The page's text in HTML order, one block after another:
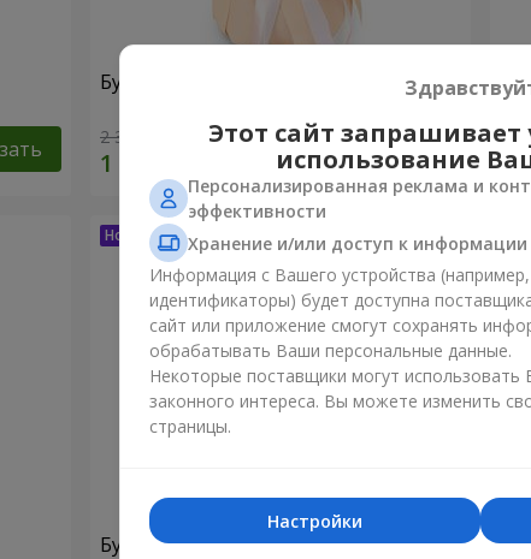
Букет "Облако чувств"
2 399 грн Заказать 2
Букет "Искренность"
Этот сайт запрашивает
использование
Персонализированная реклама и
эффективности
Хранение и/или доступ к
Информация с Вашего устройства
идентификаторы) будет доступна
сайт или приложение смогут сохранять
обрабатывать Ваши персональные данные.
Некоторые поставщики могут
законного интереса. Вы можете изменить
страницы.
Настройки